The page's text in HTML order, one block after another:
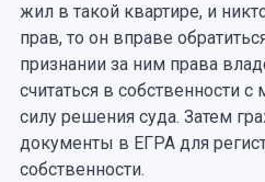
жил в такой квартире, и
прав, то он вправе
признании за ним права
считаться в собственности
силу решения суда. Затем
документы в ЕГРА для
собственности.